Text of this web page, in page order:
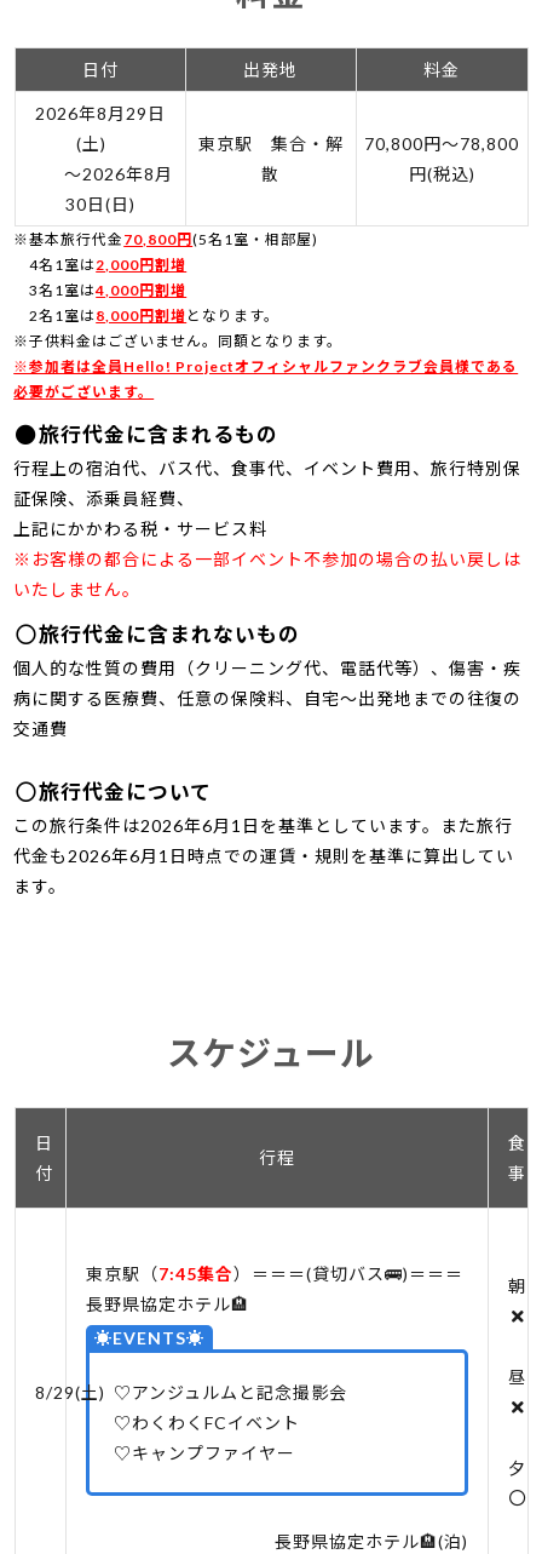
日付 出発地 料金
2026年8月29日
(土)
～2026年8月
30日(日)
東京駅 集合・解
散
70,800円～78,800
円(税込)
※基本旅行代金 70,800円(5名1室・相部屋)
4名1室は2,000円割増
3名1室は4,000円割増
2名1室は8,000円割増 となります。
※子供料金はございません。同額となります。
※参加者は全員Hello! Projectオフィシャルファンクラブ会員様である
必要がございます。
旅行代金に含まれるもの
行程上の宿泊代、バス代、食事代、イベント費用、旅行特別保
証保険、添乗員経費、
上記にかかわる税・サービス料
※お客様の都合による一部イベント不参加の場合の払い戻しは
いたしません。
旅行代金に含まれないもの
個人的な性質の費用（クリーニング代、電話代等）、傷害・疾
病に関する医療費、任意の保険料、自宅～出発地までの往復の
交通費
旅行代金について
この旅行条件は2026年6月1日を基準としています。また旅行
代金も2026年6月1日時点での運賃・規則を基準に算出してい
ます。
スケジュール
日
付
行程
食
事
8/29(土)
東京駅（7:45集合）＝＝＝(貸切バス🚌)＝＝＝
長野県協定ホテル🏨
☀EVENTS☀
♡アンジュルムと記念撮影会
♡わくわくFCイベント
♡キャンプファイヤー
長野県協定ホテル🏨(泊)
朝
昼
夕